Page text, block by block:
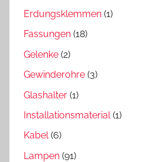
Erdungsklemmen (1)
Fassungen (18)
Gelenke (2)
Gewinderohre (3)
Glashalter (1)
Installationsmaterial(1)
Kabel(6)
Lampen (91)